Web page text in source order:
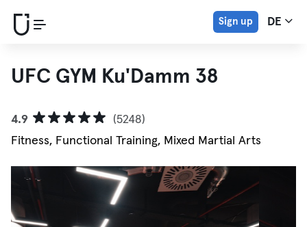
Sign up DE
UFC GYM Ku'Damm 38
4.9
(5248)
Fitness, Functional Training, Mixed Martial Arts